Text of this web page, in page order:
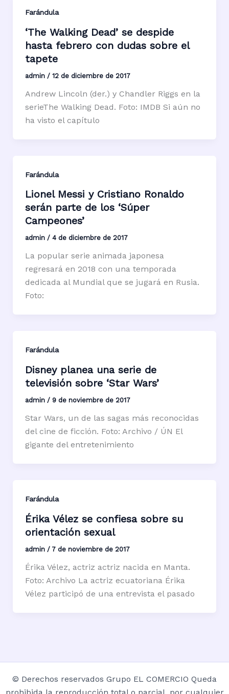
Farándula
‘The Walking Dead’ se despide
hasta febrero con dudas sobre el
tapete
admin / 12 de diciembre de 2017
Andrew Lincoln (der.) y Chandler Riggs en la
serieThe Walking Dead. Foto: IMDB Si aún no
ha visto el capítulo
Farándula
Lionel Messi y Cristiano Ronaldo
serán parte de los ‘Súper
Campeones’
admin / 4 de diciembre de 2017
La popular serie animada japonesa
regresará en 2018 con una temporada
dedicada al Mundial que se jugará en Rusia.
Foto:
Farándula
Disney planea una serie de
televisión sobre ‘Star Wars’
admin / 9 de noviembre de 2017
Star Wars, un de las sagas más reconocidas
del cine de ficción. Foto: Archivo / ÚN El
gigante del entretenimiento
Farándula
Érika Vélez se confiesa sobre su
orientación sexual
admin / 7 de noviembre de 2017
Érika Vélez, actriz actriz nacida en Manta.
Foto: Archivo La actriz ecuatoriana Érika
Vélez participó de una entrevista el pasado
© Derechos reservados Grupo EL COMERCIO Queda